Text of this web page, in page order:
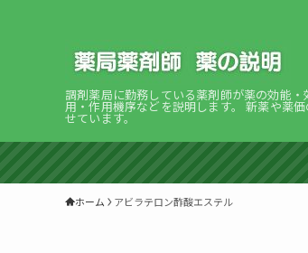
調剤薬局に勤務している薬剤師が薬の効能・
用・作用機序などを説明します。 新薬や薬
せています。
ホーム アビラテロン酢酸エステル